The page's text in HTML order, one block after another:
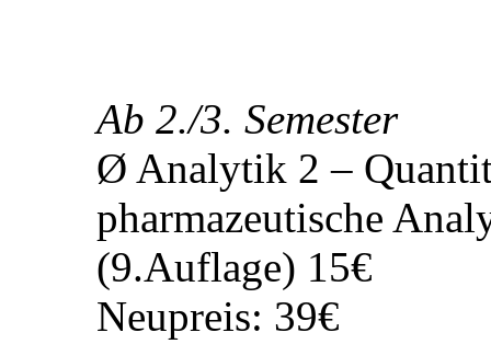
Ø Pharmazeutische
Systematik Leistner
Neupreis: 64,90€